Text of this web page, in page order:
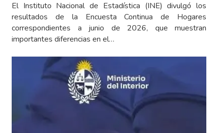
El Instituto Nacional de Estadística (INE) divulgó los
resultados de la Encuesta Continua de Hogares
correspondientes a junio de 2026, que muestran
importantes diferencias en el…